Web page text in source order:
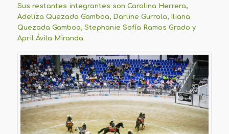
Sus restantes integrantes son Carolina Herrera,
Adeliza Quezada Gamboa, Darline Gurrola, Iliana
Quezada Gamboa, Stephanie Sofía Ramos Grado y
April Ávila Miranda.